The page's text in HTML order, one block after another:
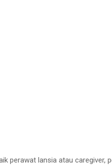
perawat lansia atau caregiver,